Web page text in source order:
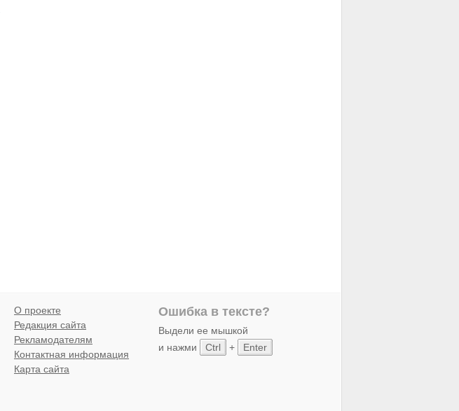
О проекте
Редакция сайта
Рекламодателям
Контактная информация
Карта сайта
Ошибка в тексте?
Выдели ее мышкой
и нажми
Ctrl + Enter